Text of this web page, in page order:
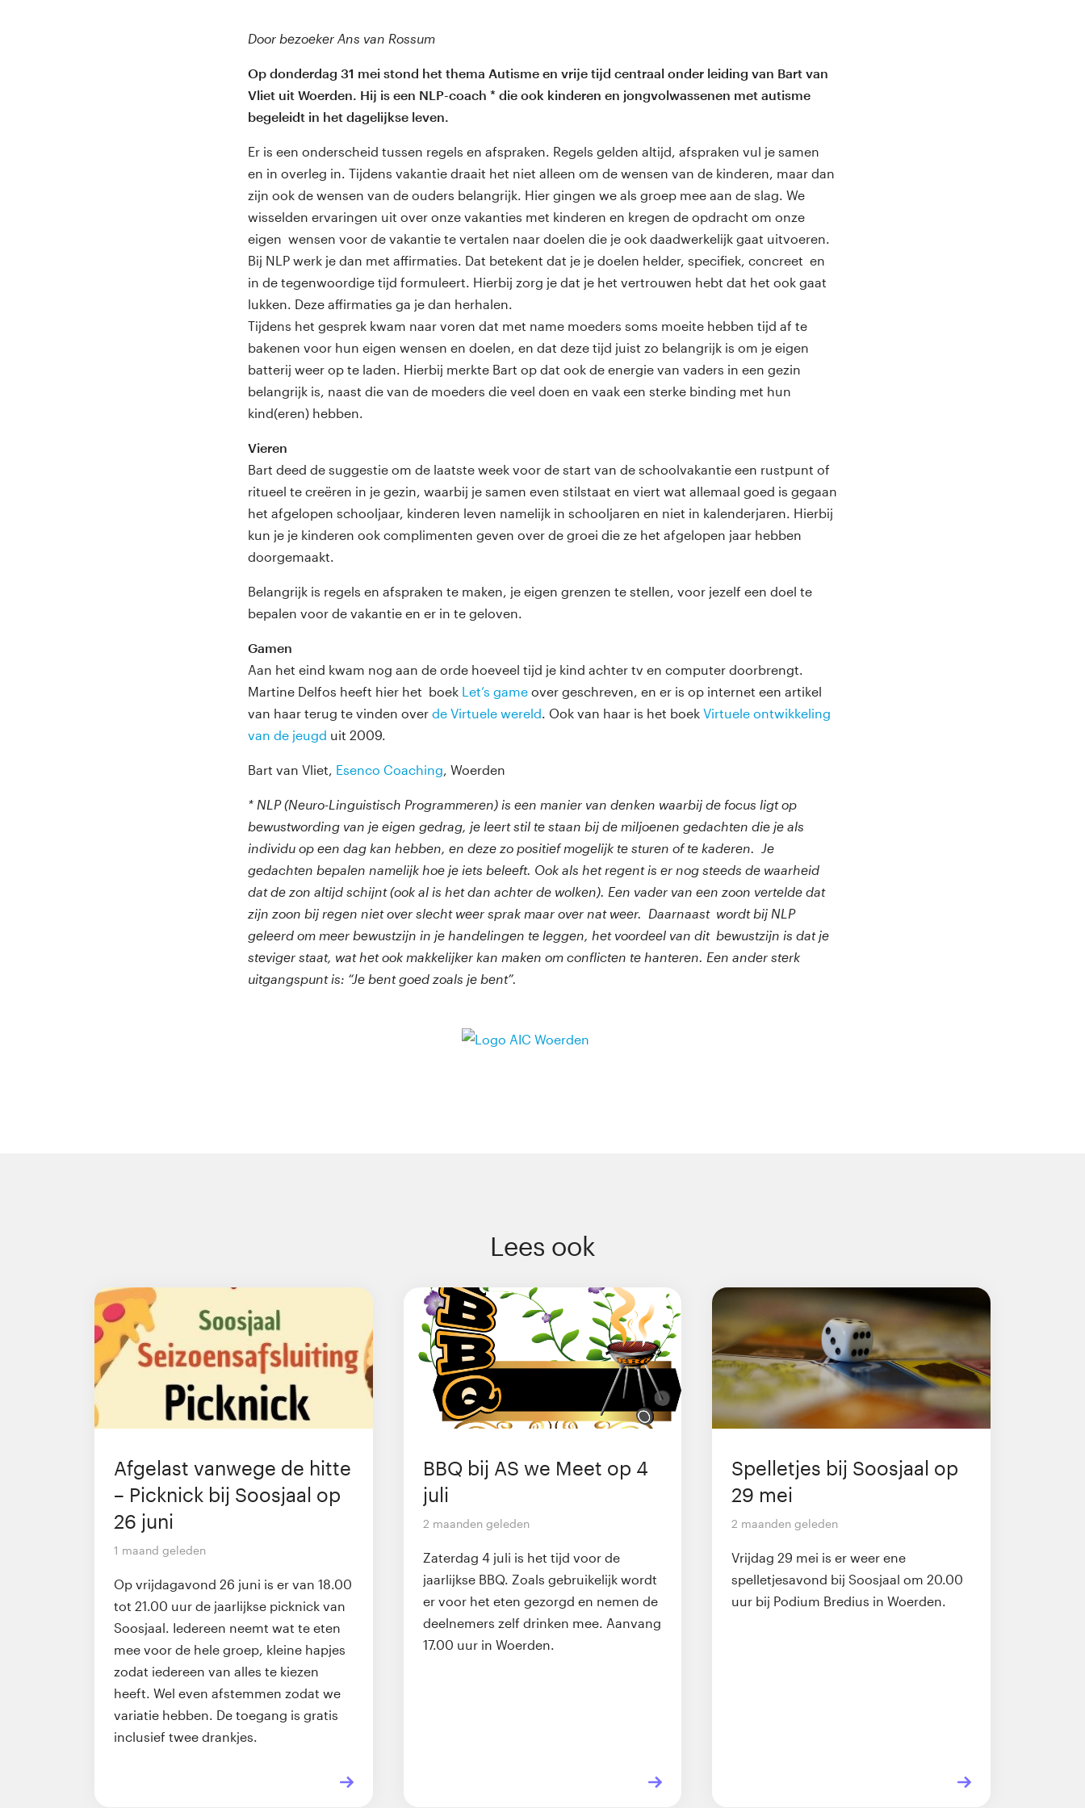
Door bezoeker Ans van Rossum
Op donderdag 31 mei stond het thema Autisme en vrije tijd centraal onder leiding van Bart van
Vliet uit Woerden. Hij is een NLP-coach * die ook kinderen en jongvolwassenen met autisme
begeleidt in het dagelijkse leven.
Er is een onderscheid tussen regels en afspraken. Regels gelden altijd, afspraken vul je samen
en in overleg in. Tijdens vakantie draait het niet alleen om de wensen van de kinderen, maar dan
zijn ook de wensen van de ouders belangrijk. Hier gingen we als groep mee aan de slag. We
wisselden ervaringen uit over onze vakanties met kinderen en kregen de opdracht om onze
eigen wensen voor de vakantie te vertalen naar doelen die je ook daadwerkelijk gaat uitvoeren.
Bij NLP werk je dan met affirmaties. Dat betekent dat je je doelen helder, specifiek, concreet en
in de tegenwoordige tijd formuleert. Hierbij zorg je dat je het vertrouwen hebt dat het ook gaat
lukken. Deze affirmaties ga je dan herhalen.
Tijdens het gesprek kwam naar voren dat met name moeders soms moeite hebben tijd af te
bakenen voor hun eigen wensen en doelen, en dat deze tijd juist zo belangrijk is om je eigen
batterij weer op te laden. Hierbij merkte Bart op dat ook de energie van vaders in een gezin
belangrijk is, naast die van de moeders die veel doen en vaak een sterke binding met hun
kind(eren) hebben.
Vieren
Bart deed de suggestie om de laatste week voor de start van de schoolvakantie een rustpunt of
ritueel te creëren in je gezin, waarbij je samen even stilstaat en viert wat allemaal goed is gegaan
het afgelopen schooljaar, kinderen leven namelijk in schooljaren en niet in kalenderjaren. Hierbij
kun je je kinderen ook complimenten geven over de groei die ze het afgelopen jaar hebben
doorgemaakt.
Belangrijk is regels en afspraken te maken, je eigen grenzen te stellen, voor jezelf een doel te
bepalen voor de vakantie en er in te geloven.
Gamen
Aan het eind kwam nog aan de orde hoeveel tijd je kind achter tv en computer doorbrengt.
Martine Delfos heeft hier het boek Let’s game over geschreven, en er is op internet een artikel
van haar terug te vinden over de Virtuele wereld. Ook van haar is het boek Virtuele ontwikkeling
van de jeugd uit 2009.
Bart van Vliet, Esenco Coaching, Woerden
* NLP (Neuro-Linguistisch Programmeren) is een manier van denken waarbij de focus ligt op
bewustwording van je eigen gedrag, je leert stil te staan bij de miljoenen gedachten die je als
individu op een dag kan hebben, en deze zo positief mogelijk te sturen of te kaderen. Je
gedachten bepalen namelijk hoe je iets beleeft. Ook als het regent is er nog steeds de waarheid
dat de zon altijd schijnt (ook al is het dan achter de wolken). Een vader van een zoon vertelde dat
zijn zoon bij regen niet over slecht weer sprak maar over nat weer. Daarnaast wordt bij NLP
geleerd om meer bewustzijn in je handelingen te leggen, het voordeel van dit bewustzijn is dat je
steviger staat, wat het ook makkelijker kan maken om conflicten te hanteren. Een ander sterk
uitgangspunt is: “Je bent goed zoals je bent”.
Lees ook
Afgelast vanwege de hitte
– Picknick bij Soosjaal op
26 juni
1 maand geleden
Op vrijdagavond 26 juni is er van 18.00
tot 21.00 uur de jaarlijkse picknick van
Soosjaal. Iedereen neemt wat te eten
mee voor de hele groep, kleine hapjes
zodat iedereen van alles te kiezen
heeft. Wel even afstemmen zodat we
variatie hebben. De toegang is gratis
inclusief twee drankjes.
BBQ bij AS we Meet op 4
juli
2 maanden geleden
Zaterdag 4 juli is het tijd voor de
jaarlijkse BBQ. Zoals gebruikelijk wordt
er voor het eten gezorgd en nemen de
deelnemers zelf drinken mee. Aanvang
17.00 uur in Woerden.
Spelletjes bij Soosjaal op
29 mei
2 maanden geleden
Vrijdag 29 mei is er weer ene
spelletjesavond bij Soosjaal om 20.00
uur bij Podium Bredius in Woerden.